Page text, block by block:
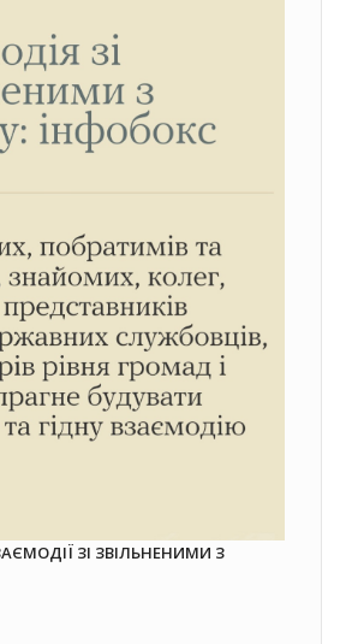
ЗІ ЗВІЛЬНЕНИМИ З